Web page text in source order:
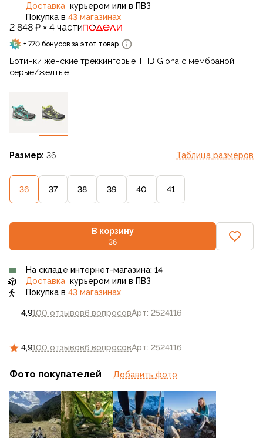
4,9100 отзывов6 вопросовАрт: 2524116
Доставка курьером или в ПВЗ
Покупка в 43 магазинах
2 848 ₽ × 4 части
+ 770 бонусов за этот товар
Ботинки женские треккинговые THB Giona с мембраной
серые/желтые
Размер: 36 Таблица размеров
36 37 38 39 40 41
В корзину
36
4,9100 отзывов6 вопросовАрт: 2524116
На складе интернет-магазина: 14
Доставка курьером или в ПВЗ
Покупка в 43 магазинах
Фото покупателей Добавить фото